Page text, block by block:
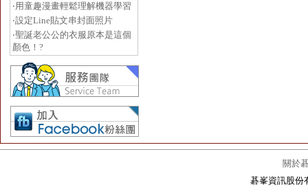
‧用童趣漫畫輕鬆理解機器學習
‧設定Line貼文串封面照片
‧聖誕老公公的衣服原本是這個
顏色！?
關於
碁峯資訊股份